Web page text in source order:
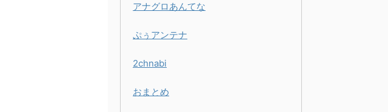
アナグロあんてな
ぷぅアンテナ
2chnabi
おまとめ